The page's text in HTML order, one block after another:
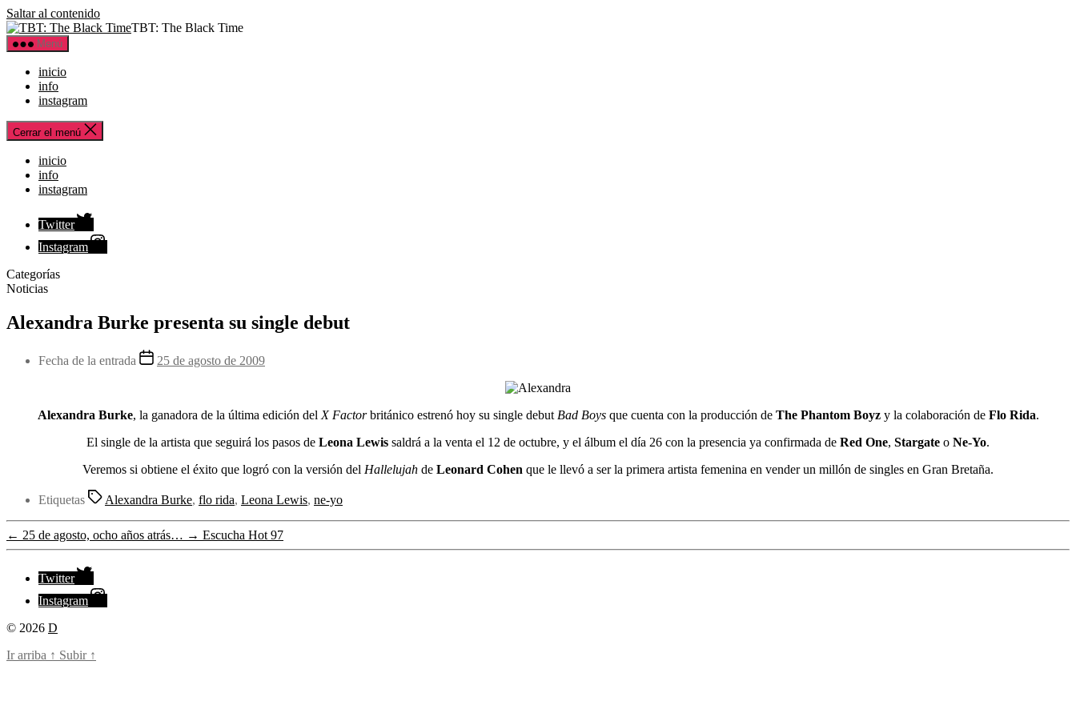
Saltar al contenido
TBT: The Black Time
Menú
inicio
info
instagram
Cerrar el menú
inicio
info
instagram
Twitter
Instagram
Categorías
Noticias
Alexandra Burke presenta su single debut
Fecha de la entrada 25 de agosto de 2009
Alexandra Burke, la ganadora de la última edición del X Factorbritánico estrenó hoy su single debut Bad Boysque cuenta con la producción de The Phantom Boyzy la colaboración de Flo Rida.
El single de la artista que seguirá los pasos de Leona Lewis saldrá a la venta el 12 de octubre, y el álbum el día 26 con la presencia ya confirmada de Red One, Stargate o Ne-Yo.
Veremos si obtiene el éxito que logró con la versión del Hallelujah de Leonard Cohen que le llevó a ser la primera artista femenina en vender un millón de singles en Gran Bretaña.
Etiquetas Alexandra Burke, flo rida, Leona Lewis, ne-yo
← 25 de agosto, ocho años atrás… → Escucha Hot 97
Twitter
Instagram
© 2026 D
Ir arriba ↑ Subir ↑